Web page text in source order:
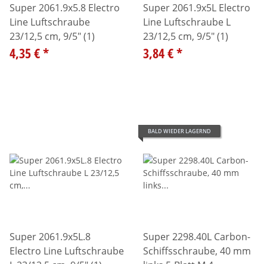
Super 2061.9x5.8 Electro
Line Luftschraube
23/12,5 cm, 9/5" (1)
4,35 €*
Super 2061.9x5L Electro
Line Luftschraube L
23/12,5 cm, 9/5" (1)
3,84 €*
Super 2061.9x5L.8
Electro Line Luftschraube
BALD WIEDER LAGERND
Super 2298.40L Carbon-
Schiffsschraube, 40 mm